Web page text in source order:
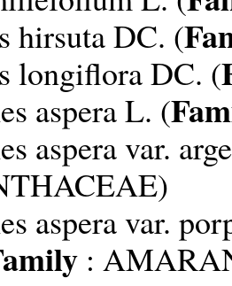
hirsutaDC. (
longifloraDC. (
asperaL. (
aspera var.
)
aspera var.
: